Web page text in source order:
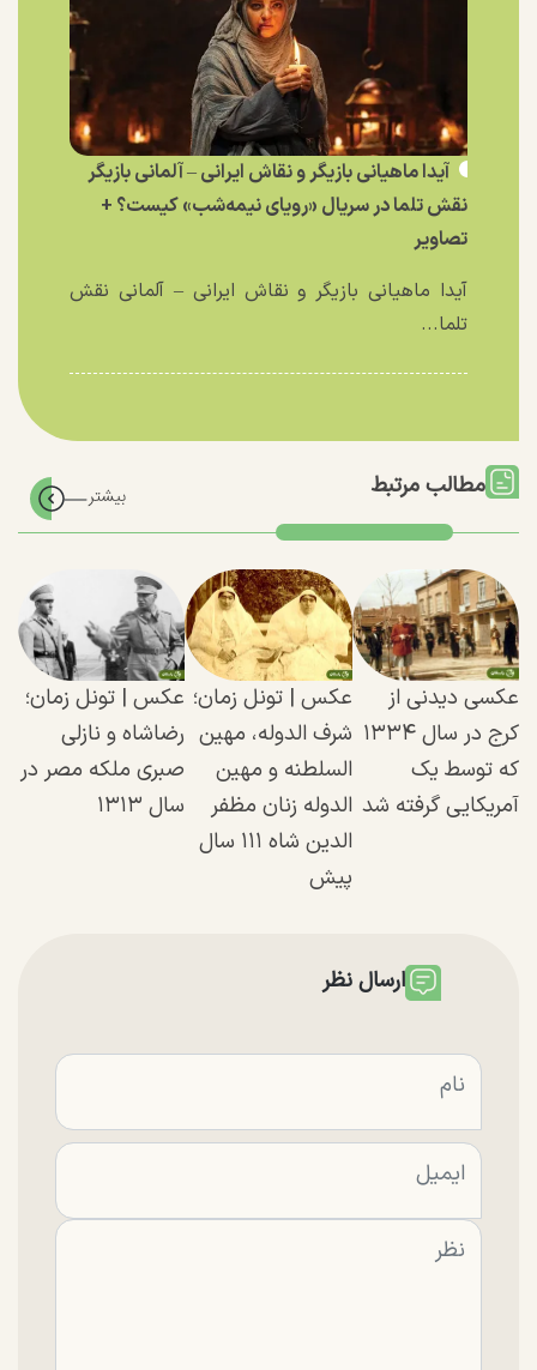
آیدا ماهیانی بازیگر و نقاش ایرانی – آلمانی بازیگر
نقش تلما در سریال «رویای نیمه‌شب» کیست؟ +
تصاویر
آیدا ماهیانی بازیگر و نقاش ایرانی – آلمانی نقش
تلما...
مطالب مرتبط
عکسی دیدنی از
کرج در سال ۱۳۳۴
که توسط یک
آمریکایی گرفته شد
عکس | تونل زمان؛
شرف الدوله، مهین
السلطنه و مهین
الدوله زنان مظفر
الدین شاه ۱۱۱ سال
پیش
عکس | تونل زمان؛
رضاشاه و نازلی
صبری ملکه مصر در
سال ۱۳۱۳
ارسال نظر